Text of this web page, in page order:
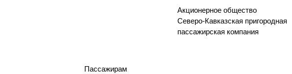
Акционерное общество
Северо-Кавказская пригородная
пассажирская компания
Пассажирам